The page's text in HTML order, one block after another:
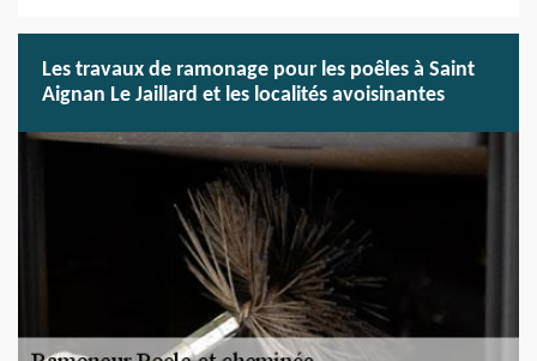
Les travaux de ramonage pour les poêles à Saint
Aignan Le Jaillard et les localités avoisinantes